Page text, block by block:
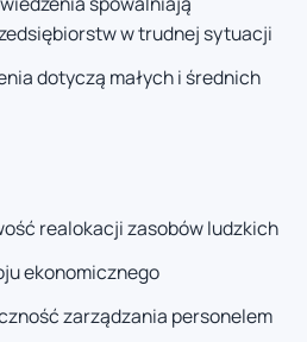
w trudnej sytuacji
dotyczą małych i średnich
realokacji zasobów ludzkich
ekonomicznego
zarządzania personelem